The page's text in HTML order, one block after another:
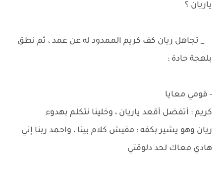
ياريان ؟
_ تجاهل ريان كف كريم الممدود له عن عمد ، ثم نطق
بلهجة حادة :
- قومي معايا
كريم : أتفضل أقعد ياريان ، وخلينا نتكلم بهدوء
ريان وهو يشير بكفه : مفيش كلام بينا ، واحمد ربنا إني
هادي معاك لحد دلوقتي